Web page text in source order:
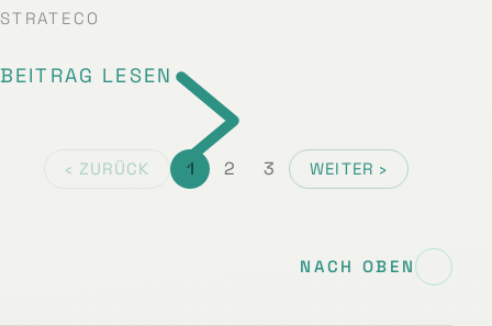
STRATECO
BEITRAG LESEN
‹ ZURÜCK 1 2 3 WEITER ›
NACH OBEN